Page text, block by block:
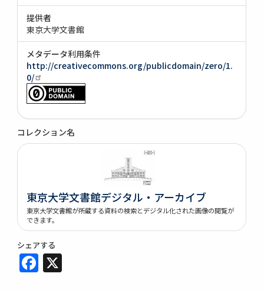
提供者
東京大学文書館
メタデータ利用条件
http://creativecommons.org/publicdomain/zero/1.
0/
コレクション名
東京大学文書館デジタル・アーカイブ
東京大学文書館が所蔵する資料の検索とデジタル化された画像の閲覧が
できます。
シェアする
Facebook